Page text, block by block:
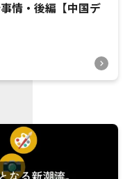
情・後編【中国デ